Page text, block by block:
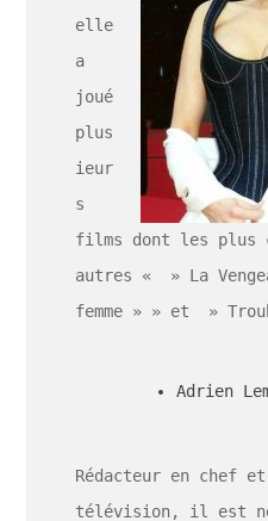
elle
a
joué
plus
ieur
s
films dont les plus
autres « » La
femme » » et »
Adrien
Rédacteur en chef
télévision, il est